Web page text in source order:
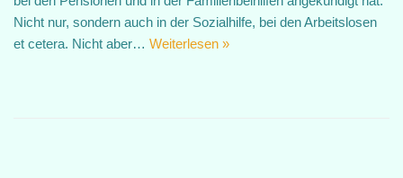
Nicht nur, sondern auch in der Sozialhilfe, bei den Arbeitslosen
et cetera. Nicht aber… Weiterlesen »